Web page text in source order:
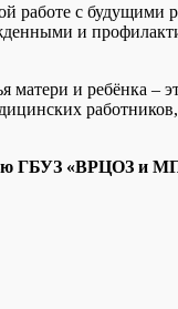
работе с
и
матери и ребёнка –
ГБУЗ «ВРЦОЗ